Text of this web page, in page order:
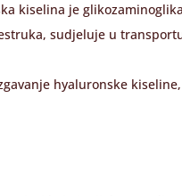
kiselina je
sudjeluje u
hyaluronske